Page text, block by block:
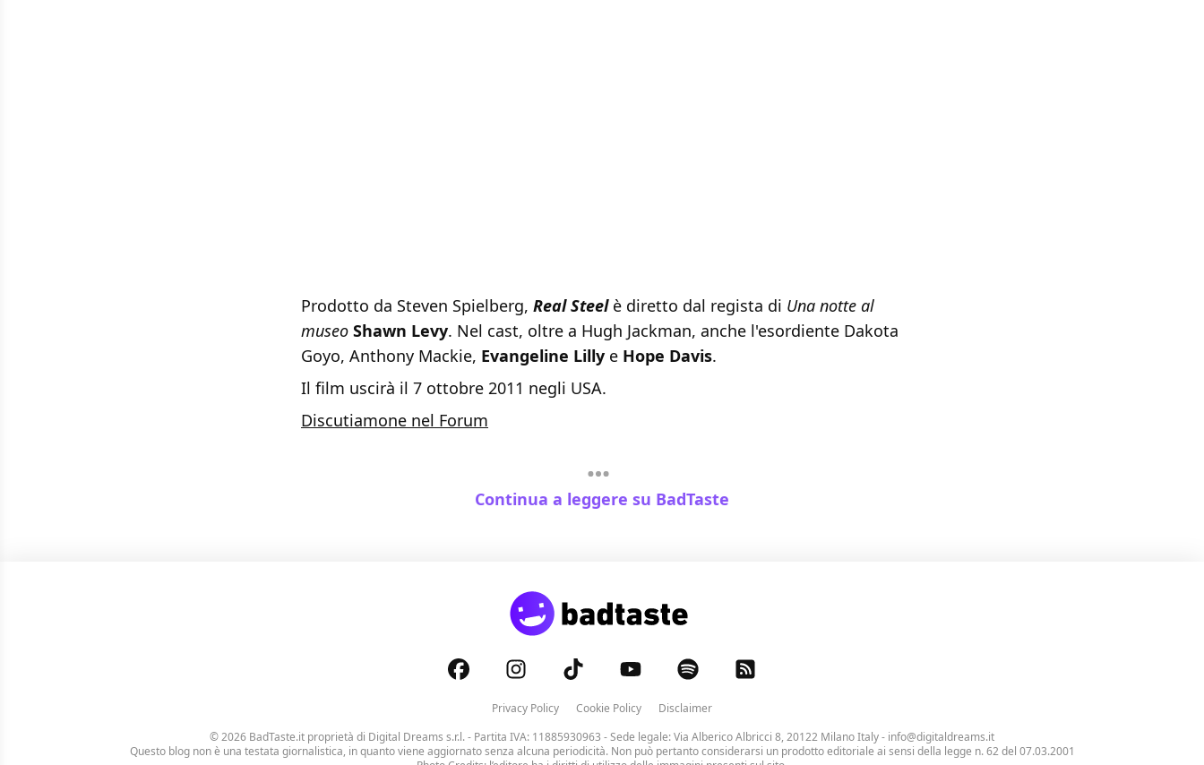
Prodotto da Steven Spielberg, Real Steel è diretto dal regista di Una notte al
museo Shawn Levy. Nel cast, oltre a Hugh Jackman, anche l'esordiente Dakota
Goyo, Anthony Mackie, Evangeline Lilly e Hope Davis.
Il film uscirà il 7 ottobre 2011 negli USA.
Discutiamone nel Forum
Continua a leggere su BadTaste
Privacy Policy Cookie Policy
Disclaimer
© 2026 BadTaste.it proprietà di Digital Dreams s.r.l.- Partita IVA: 11885930963 - Sede legale: Via Alberico Albricci 8, 20122 Milano Italy - info@digitaldreams.it
Questo blog non è una testata giornalistica, in quanto viene aggiornato senza alcuna periodicità. Non può pertanto considerarsi un prodotto editoriale ai sensi della legge n. 62 del 07.03.2001